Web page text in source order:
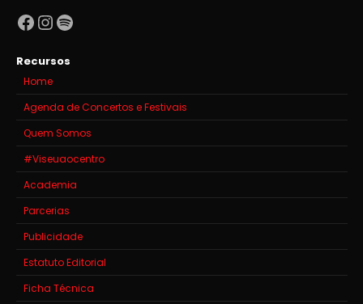
Facebook
Instagram
Spotify
Recursos
Home
Agenda de Concertos e Festivais
Quem Somos
#Viseuaocentro
Academia
Parcerias
Publicidade
Estatuto Editorial
Ficha Técnica